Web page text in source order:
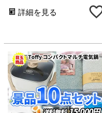
詳細を見る